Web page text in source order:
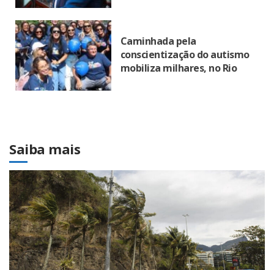
Caminhada pela
conscientização do autismo
mobiliza milhares, no Rio
Saiba mais